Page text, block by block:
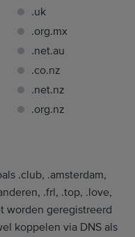
.uk
.org.mx
.net.au
.co.nz
.net.nz
.org.nz
.club, .amsterdam,
.frl, .top, .love,
worden geregistreerd
koppelen via DNS als